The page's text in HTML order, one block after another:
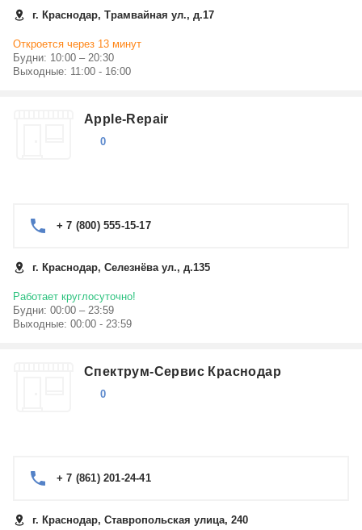
г. Краснодар, Трамвайная ул., д.17
Откроется через 13 минут
Будни: 10:00 – 20:30
Выходные: 11:00 - 16:00
Apple-Repair
0
+ 7 (800) 555-15-17
г. Краснодар, Селезнёва ул., д.135
Работает круглосуточно!
Будни: 00:00 – 23:59
Выходные: 00:00 - 23:59
Спектрум-Сервис Краснодар
0
+ 7 (861) 201-24-41
г. Краснодар, Ставропольская улица, 240